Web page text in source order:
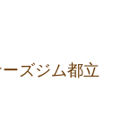
ズジム都立